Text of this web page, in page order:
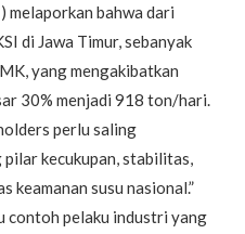
melaporkan bahwa dari
di Jawa Timur, sebanyak
yang mengakibatkan
30% menjadi 918 ton/hari.
perlu saling
kecukupan, stabilitas,
keamanan susu nasional.”
contoh pelaku industri yang